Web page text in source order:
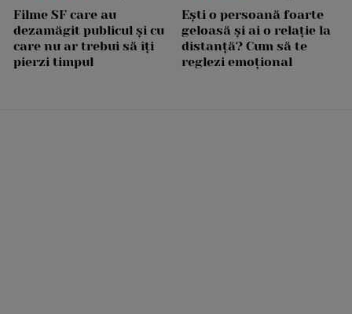
Filme SF care au
dezamăgit publicul și cu
care nu ar trebui să îți
pierzi timpul
Ești o persoană foarte
geloasă și ai o relație la
distanță? Cum să te
reglezi emoțional